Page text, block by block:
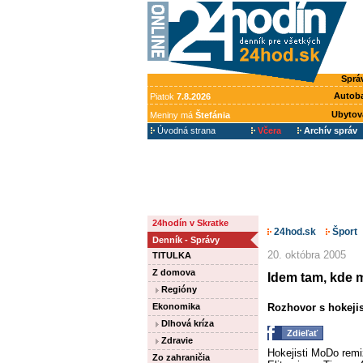
Piatok 7.8.2026
Meniny má Štefánia
Úvodná strana
Včera Archív správ
24hodín v Skratke
Denník - Správy
TITULKA
Z domova
Regióny
Ekonomika
Dlhová kríza
Zdravie
Zo zahraničia
24hod.sk Šport
20. októbra 2005
Idem tam, kde
Rozhovor s
Zdieľať
Hokejisti MoDo